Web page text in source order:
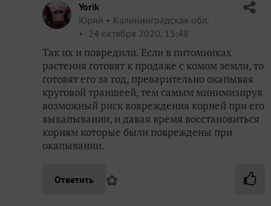
Yorik
Юрий
Калининградская обл.
24 октября 2020, 15:48
Так их и повредили. Если в питомниках
растения готовят к продаже с комом земли, то
готовят его за год, преварительно окапывая
круговой траншеей, тем самым минимизируя
возможный риск вовреждения корней при его
выкапывании, и давая время восстановиться
корням которые были повреждены при
окапывании.
Ответить ✿